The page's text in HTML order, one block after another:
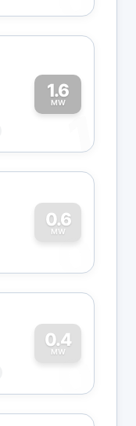
1.6
MW
1
0.6
MW
0
0.4
MW
0